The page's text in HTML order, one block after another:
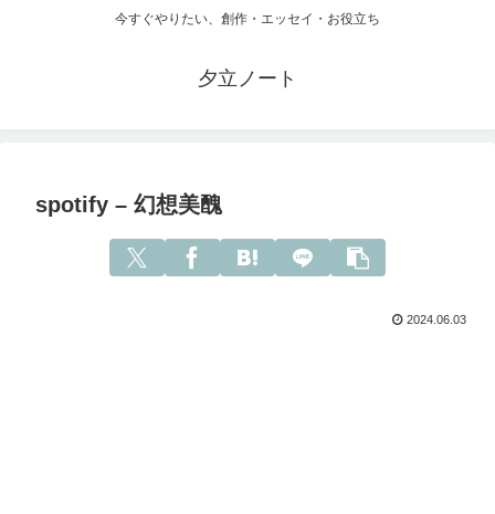
今すぐやりたい、創作・エッセイ・お役立ち
夕立ノート
spotify – 幻想美醜
2024.06.03